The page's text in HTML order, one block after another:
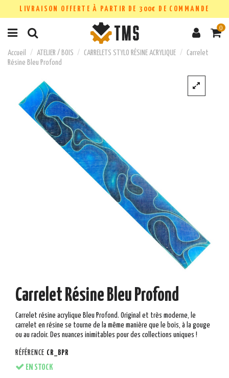
LIVRAISON OFFERTE À PARTIR DE 300€ DE COMMANDE
0
Accueil ATELIER / BOIS CARRELETS STYLO RÉSINE ACRYLIQUE
Carrelet
Résine Bleu Profond
Carrelet Résine Bleu Profond
Carrelet résine acrylique Bleu Profond. Original et très moderne, le
carrelet en résine se tourne de la même manière que le bois, à la gouge
ou au racloir. Des nuances inimitables pour des collections uniques !
RÉFÉRENCE CR_BPR
EN STOCK